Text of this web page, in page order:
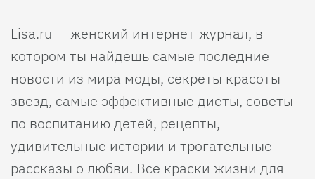
Lisa.ru — женский интернет-журнал, в
котором ты найдешь самые последние
новости из мира моды, секреты красоты
звезд, самые эффективные диеты, советы
по воспитанию детей, рецепты,
удивительные истории и трогательные
рассказы о любви. Все краски жизни для